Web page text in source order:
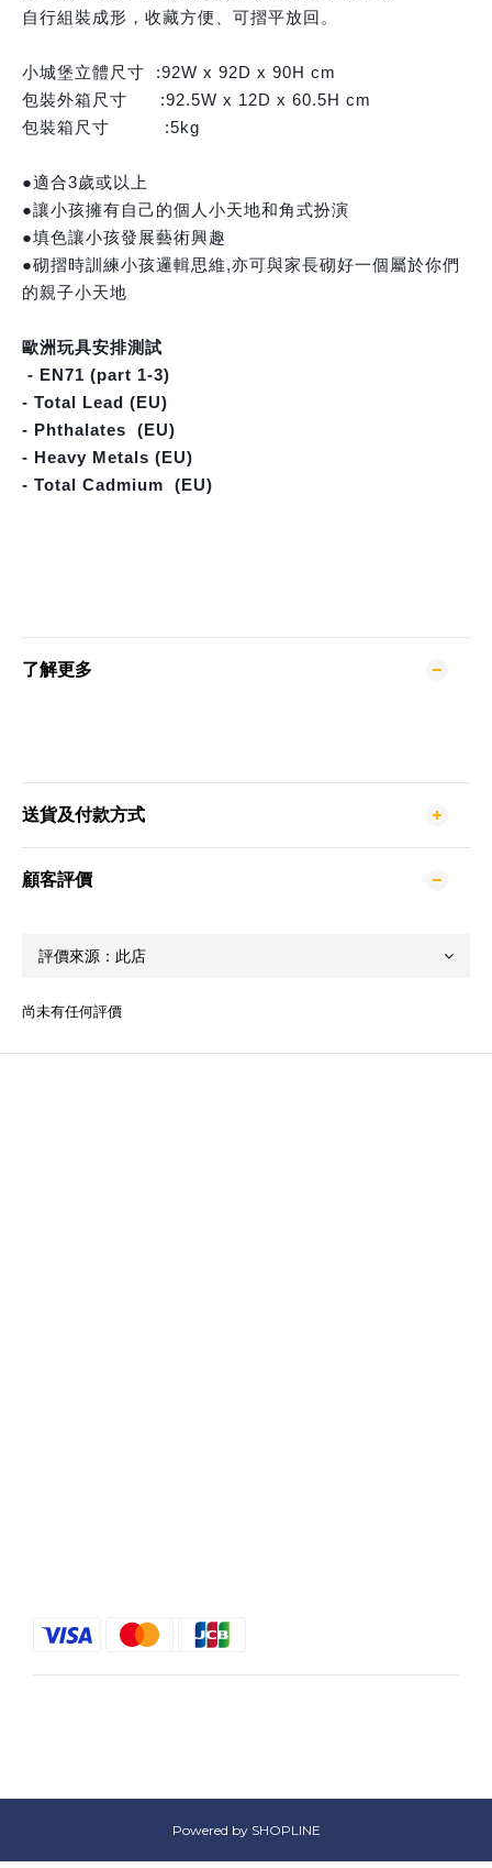
自行組裝成形，收藏方便、可摺平放回。
小城堡立體尺寸  :92W x 92D x 90H cm
包裝外箱尺寸      :92.5W x 12D x 60.5H cm
包裝箱尺寸          :5kg
●適合3歲或以上
●讓小孩擁有自己的個人小天地和角式扮演
●填色讓小孩發展藝術興趣
●砌摺時訓練小孩邏輯思維,亦可與家長砌好一個屬於你們
的親子小天地
歐洲玩具安排測試
- EN71 (part 1-3)
- Total Lead (EU)
- Phthalates  (EU)
- Heavy Metals (EU)
- Total Cadmium  (EU)
了解更多
送貨及付款方式
顧客評價
尚未有任何評價
Powered by SHOPLINE